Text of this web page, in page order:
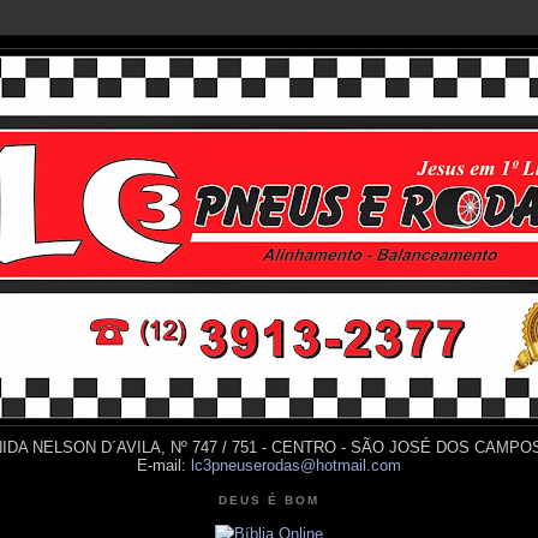
NELSON D´AVILA, Nº 747 / 751 - CENTRO - SÃO JOSÉ DOS
E-mail: lc3pneuserodas@hotmail.com
DEUS É BOM